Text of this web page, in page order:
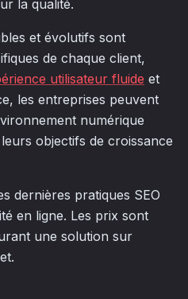
la qualité.
et évolutifs sont
de chaque client,
utilisateur fluide et
les entreprises peuvent
numérique
objectifs de croissance
dernières pratiques SEO
en ligne. Les prix sont
une solution sur